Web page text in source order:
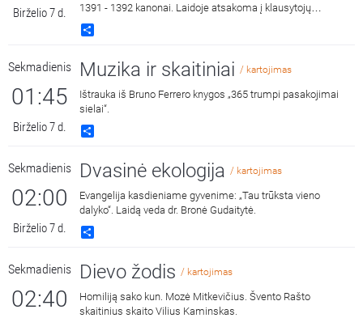
Birželio 7 d.
1391 - 1392 kanonai. Laidoje atsakoma į klausytojų
klausimus bei kalbama apie Bažnytinių pareigų uzurpavimą
ir nusikaltimus jas atliekant. Laidą veda kun. Virginijus
Sekmadienis
01:45
Birželio 7 d.
Muzika ir skaitiniai / kartojimas
Ištrauka iš Bruno Ferrero knygos „365 trumpi pasakojimai
sielai“.
Sekmadienis
02:00
Birželio 7 d.
Dvasinė ekologija / kartojimas
Evangelija kasdieniame gyvenime: „Tau trūksta vieno
dalyko“. Laidą veda dr. Bronė Gudaitytė.
Sekmadienis
02:40
Dievo žodis / kartojimas
Homiliją sako kun. Mozė Mitkevičius. Švento Rašto
skaitinius skaito Vilius Kaminskas.